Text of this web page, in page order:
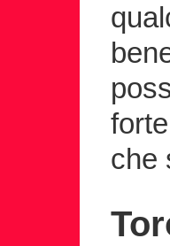
che